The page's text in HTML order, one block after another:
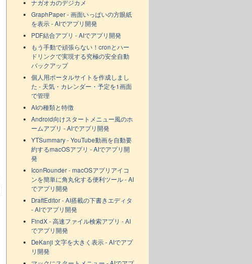
ナガオカのデジカメ
GraphPaper - 画面いっぱいの方眼紙
を表示 - AIでアプリ開発
PDF結合アプリ - AIでアプリ開発
もう手動で頑張らない！cronとハー
ドリンクで実現する究極の安全自動
バックアップ
個人用ポータルサイトを作成しまし
た - 天気・カレンダー・予定を1画面
で管理
AIの種類と特徴
Android向けスタートメニュー風のホ
ームアプリ - AIでアプリ開発
YTSummary - YouTube動画を自動要
約するmacOSアプリ - AIでアプリ開
発
IconRounder - macOSアプリアイコ
ンを簡単に角丸化する便利ツール - AI
でアプリ開発
DraftEditor - AI搭載の下書きエディタ
- AIでアプリ開発
FindX - 高速ファイル検索アプリ - AI
でアプリ開発
DeKanji 文字を大きく表示 - AIでアプ
リ開発